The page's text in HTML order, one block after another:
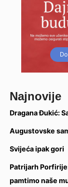
Najnovije
Dragana Đukić:
Augustovske
Svijeća ipak gori
Patrijarh
pamtimo naše